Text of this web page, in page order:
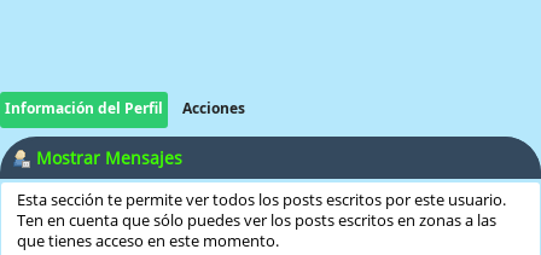
Información del Perfil Acciones
Mostrar Mensajes
Esta sección te permite ver todos los posts escritos por este usuario.
Ten en cuenta que sólo puedes ver los posts escritos en zonas a las
que tienes acceso en este momento.